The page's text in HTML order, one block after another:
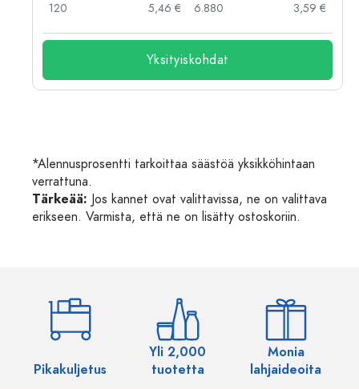
120
5,46 €
6.880
3,59 €
Yksityiskohdat
*Alennusprosentti tarkoittaa säästöä yksikköhintaan
verrattuna.
Tärkeää: Jos kannet ovat valittavissa, ne on valittava
erikseen. Varmista, että ne on lisätty ostoskoriin.
Pikakuljetus
Yli 2,000
tuotetta
Monia
lahjaideoita